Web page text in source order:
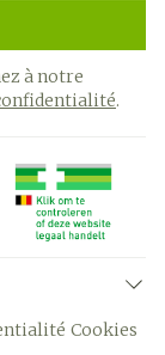
à notre
.
Cookies